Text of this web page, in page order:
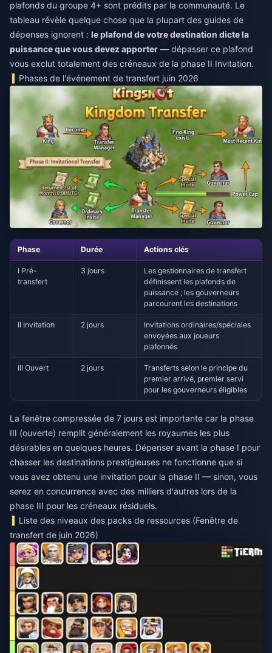
plafonds du groupe 4+ sont prédits par la communauté. Le
tableau révèle quelque chose que la plupart des guides de
dépenses ignorent : le plafond de votre destination dicte la
puissance que vous devez apporter — dépasser ce plafond
vous exclut totalement des créneaux de la phase II Invitation.
Phases de l'événement de transfert juin 2026
Phase Durée Actions clés
I Pré-
transfert
3 jours
Les gestionnaires de transfert
définissent les plafonds de
puissance ; les gouverneurs
parcourent les destinations
II Invitation 2 jours
Invitations ordinaires/spéciales
envoyées aux joueurs
plafonnés
III Ouvert 2 jours
Transferts selon le principe du
premier arrivé, premier servi
pour les gouverneurs éligibles
La fenêtre compressée de 7 jours est importante car la phase
III (ouverte) remplit généralement les royaumes les plus
désirables en quelques heures. Dépenser avant la phase I pour
chasser les destinations prestigieuses ne fonctionne que si
vous avez obtenu une invitation pour la phase II — sinon, vous
serez en concurrence avec des milliers d'autres lors de la
phase III pour les créneaux résiduels.
Liste des niveaux des packs de ressources (Fenêtre de
transfert de juin 2026)